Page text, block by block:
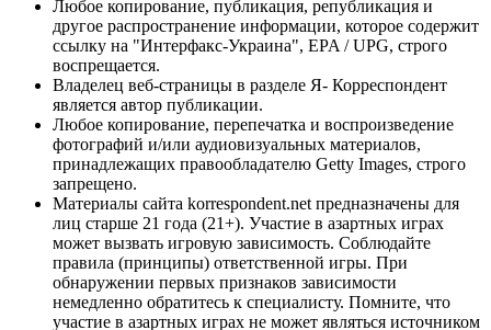
Любое копирование, публикация, републикация и
другое распространение информации, которое содержит
ссылку на "Интерфакс-Украина", EPA / UPG, строго
воспрещается.
Владелец веб-страницы в разделе Я- Корреспондент
является автор публикации.
Любое копирование, перепечатка и воспроизведение
фотографий и/или аудиовизуальных материалов,
принадлежащих правообладателю Getty Images, строго
запрещено.
Материалы сайта korrespondent.net предназначены для
лиц старше 21 года (21+). Участие в азартных играх
может вызвать игровую зависимость. Соблюдайте
правила (принципы) ответственной игры. При
обнаружении первых признаков зависимости
немедленно обратитесь к специалисту. Помните, что
участие в азартных играх не может являться источником